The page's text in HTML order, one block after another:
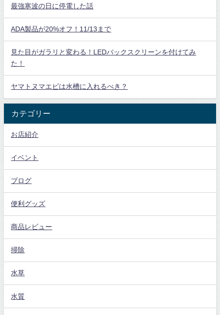
最強寒波の日に停電した話
ADA製品が20%オフ！11/13まで
見た目がガラリと変わる！LEDバックスクリーンを付けてみ
た！
ヤマトヌマエビは水槽に入れるべき？
カテゴリー
お店紹介
イベント
ブログ
便利グッズ
商品レビュー
掃除
水草
水質